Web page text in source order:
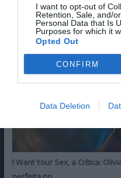
I want to opt-out of
Retention, Sale, and/
Personal Data that Is
Purposes for which it
Opted Out
CONFIRM
Data Deletion
ÚLTIMAS CRÍTICAS
I Want Your Sex, a Crítica: